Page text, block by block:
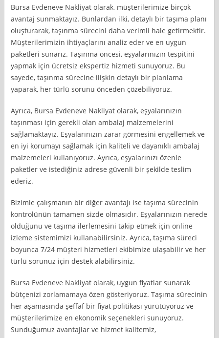
Bursa Evdeneve Nakliyat olarak, müşterilerimize birçok
avantaj sunmaktayız. Bunlardan ilki, detaylı bir taşıma planı
oluşturarak, taşınma sürecini daha verimli hale getirmektir.
Müşterilerimizin ihtiyaçlarını analiz eder ve en uygun
paketleri sunarız. Taşınma öncesi, eşyalarınızın tespitini
yapmak için ücretsiz ekspertiz hizmeti sunuyoruz. Bu
sayede, taşınma sürecine ilişkin detaylı bir planlama
yaparak, her türlü sorunu önceden çözebiliyoruz.
Ayrıca, Bursa Evdeneve Nakliyat olarak, eşyalarınızın
taşınması için gerekli olan ambalaj malzemelerini
sağlamaktayız. Eşyalarınızın zarar görmesini engellemek ve
en iyi korumayı sağlamak için kaliteli ve dayanıklı ambalaj
malzemeleri kullanıyoruz. Ayrıca, eşyalarınızı özenle
paketler ve istediğiniz adrese güvenli bir şekilde teslim
ederiz.
Bizimle çalışmanın bir diğer avantajı ise taşıma sürecinin
kontrolünün tamamen sizde olmasıdır. Eşyalarınızın nerede
olduğunu ve taşıma ilerlemesini takip etmek için online
izleme sistemimizi kullanabilirsiniz. Ayrıca, taşıma süreci
boyunca 7/24 müşteri hizmetleri ekibimize ulaşabilir ve her
türlü sorunuz için destek alabilirsiniz.
Bursa Evdeneve Nakliyat olarak, uygun fiyatlar sunarak
bütçenizi zorlamamaya özen gösteriyoruz. Taşıma sürecinin
her aşamasında şeffaf bir fiyat politikası yürütüyoruz ve
müşterilerimize en ekonomik seçenekleri sunuyoruz.
Sunduğumuz avantajlar ve hizmet kalitemiz,